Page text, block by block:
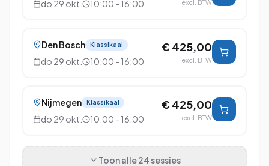
do 29 okt. 10:00 - 16:00 excl. BTW
Den Bosch Klassikaal
do 29 okt. 10:00 - 16:00
€ 425,00
excl. BTW
Nijmegen Klassikaal
do 29 okt. 10:00 - 16:00
€ 425,00
excl. BTW
Toon alle24 sessies